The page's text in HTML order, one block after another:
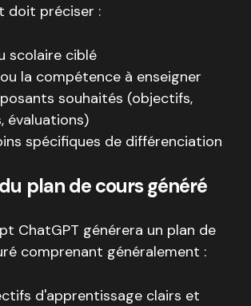
doit préciser :
scolaire ciblé
la compétence à enseigner
souhaités (objectifs,
évaluations)
spécifiques de différenciation
plan de cours généré
ChatGPT générera un plan de
comprenant généralement :
d'apprentissage clairs et